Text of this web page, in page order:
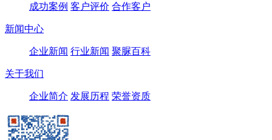
成功案例 客户评价 合作客户
新闻中心
企业新闻 行业新闻 聚脲百科
关于我们
企业简介 发展历程 荣誉资质